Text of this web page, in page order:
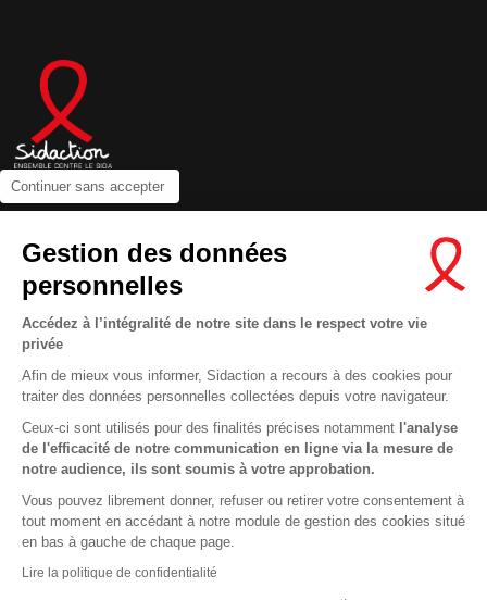
Continuer sans accepter
Gestion des données
personnelles
Accédez à l’intégralité de notre site dans le respect votre vie
privée
Afin de mieux vous informer, Sidaction a recours à des cookies pour
traiter des données personnelles collectées depuis votre navigateur.
Ceux-ci sont utilisés pour des finalités précises notamment l'analyse
de l'efficacité de notre communication en ligne via la mesure de
notre audience, ils sont soumis à votre approbation.
Vous pouvez librement donner, refuser ou retirer votre consentement à
tout moment en accédant à notre module de gestion des cookies situé
en bas à gauche de chaque page.
Lire la politique de confidentialité
Newsletter
Nous suivre sur les réseaux :
MENTIONS LÉGALES
CONDITIONS D’UTILISATION ET PROTECTION DES DONNÉES
COOKIES
This site uses cookies and gives you control over what you want to
En savoir plus